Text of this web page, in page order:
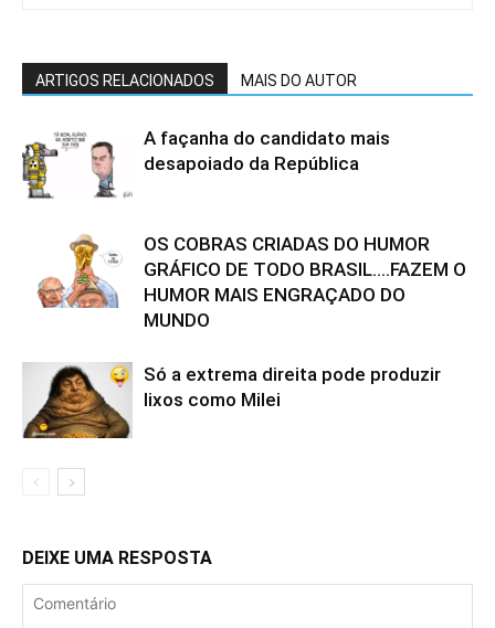
ARTIGOS RELACIONADOS MAIS DO AUTOR
A façanha do candidato mais
desapoiado da República
OS COBRAS CRIADAS DO HUMOR
GRÁFICO DE TODO BRASIL….FAZEM O
HUMOR MAIS ENGRAÇADO DO
MUNDO
Só a extrema direita pode produzir
lixos como Milei
DEIXE UMA RESPOSTA